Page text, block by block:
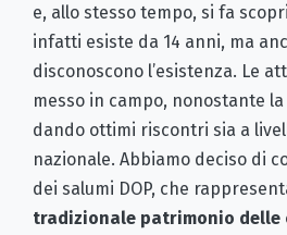
e, allo stesso tempo, si fa
infatti esiste da 14 anni, ma
disconoscono l’esistenza. Le
messo in campo, nonostante
dando ottimi riscontri sia a
nazionale. Abbiamo deciso di
dei salumi DOP, che
tradizionale patrimonio delle